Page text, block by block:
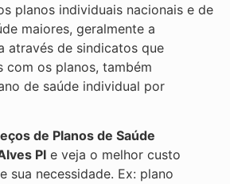
planos individuais nacionais e de
maiores, geralmente a
através de sindicatos que
com os planos, também
de saúde individual por
de Planos de Saúde
PI e veja o melhor custo
sua necessidade. Ex: plano